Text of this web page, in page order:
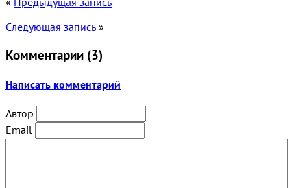
Следующая запись »
Комментарии (3)
Написать комментарий
Автор
Email